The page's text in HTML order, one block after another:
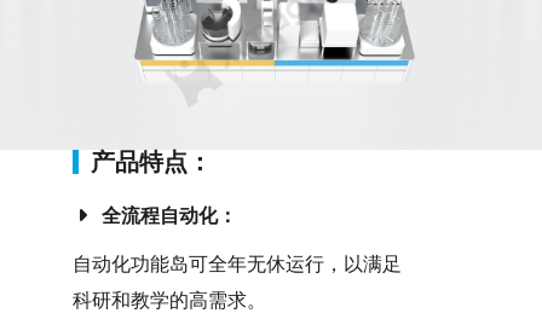
产品特点：
全流程自动化：
自动化功能岛可全年无休运行，以满足
科研和教学的高需求。